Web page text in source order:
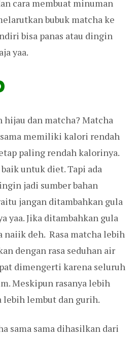
cara membuat minuman
bubuk matcha ke
bisa panas atau dingin
yaa.
hijau dan matcha? Matcha
memiliki kalori rendah
paling rendah kalorinya.
untuk diet. Tapi ada
jadi sumber bahan
jangan ditambahkan gula
yaa. Jika ditambahkan gula
naiik deh. Rasa matcha lebih
dengan rasa seduhan air
dimengerti karena seluruh
Meskipun rasanya lebih
lebih lembut dan gurih.
sama sama dihasilkan dari